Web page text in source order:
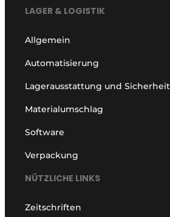
LAGER & LOGISTIK
Allgemein
Automatisierung
Lagerausstattung und Sicherheit
Materialumschlag
Software
Verpackung
NÜTZLICHE LINKS
Zeitschriften